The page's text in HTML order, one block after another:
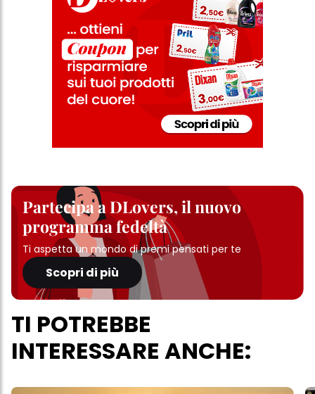
Partecipa a DLovers, il nuovo
programma fedeltà
Ti aspetta un mondo di premi pensati per te
Scopri di più
TI POTREBBE
INTERESSARE ANCHE: